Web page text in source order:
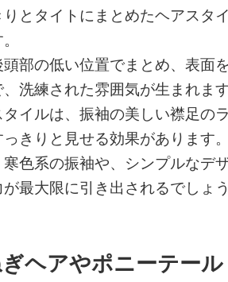
りとタイトにまとめたヘアスタ
頭部の低い位置でまとめ、表面
、洗練された雰囲気が生まれます
タイルは、振袖の美しい襟足の
っきりと見せる効果があります。
寒色系の振袖や、シンプルなデ
最大限に引き出されるでしょう
ヘアやポニーテール